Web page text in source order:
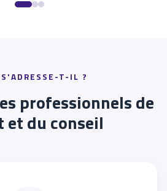
T-IL ?
professionnels de
du conseil